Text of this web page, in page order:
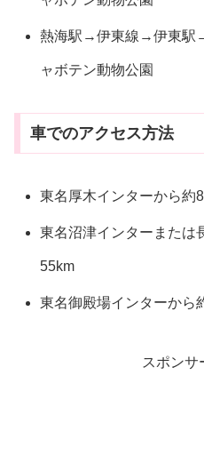
熱海駅→伊東線→伊東駅
ャボテン動物公園
車でのアクセス方法
東名厚木インターから約
東名沼津インターまたは
55km
東名御殿場インターから
スポンサ